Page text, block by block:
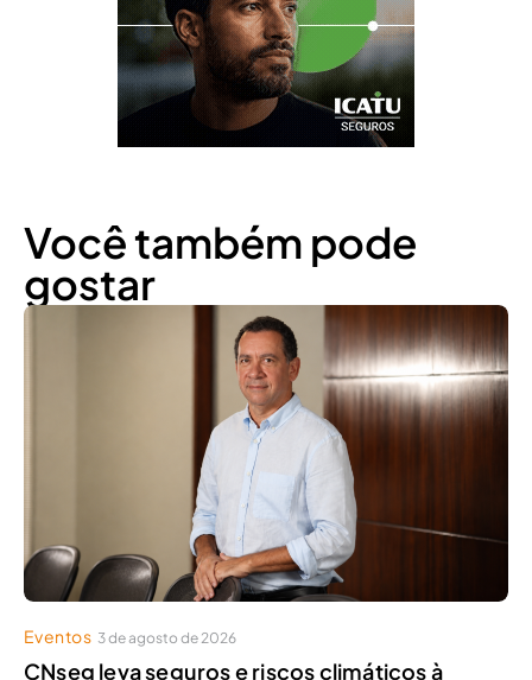
Você também pode
gostar
Eventos 3 de agosto de 2026
CNseg leva seguros e riscos climáticos à